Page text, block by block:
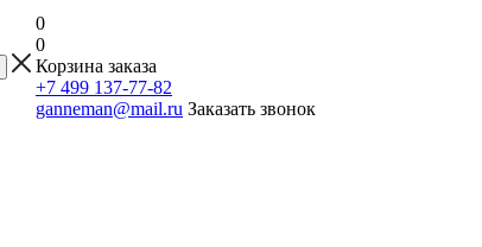
0
0
Корзина заказа
+7 499 137-77-82
ganneman@mail.ru Заказать звонок